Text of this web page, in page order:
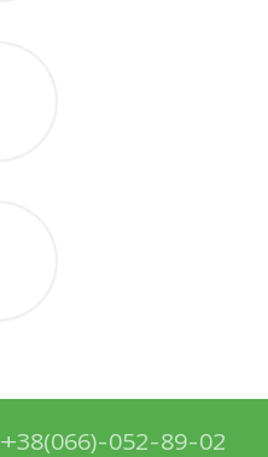
+38(066)-052-89-02